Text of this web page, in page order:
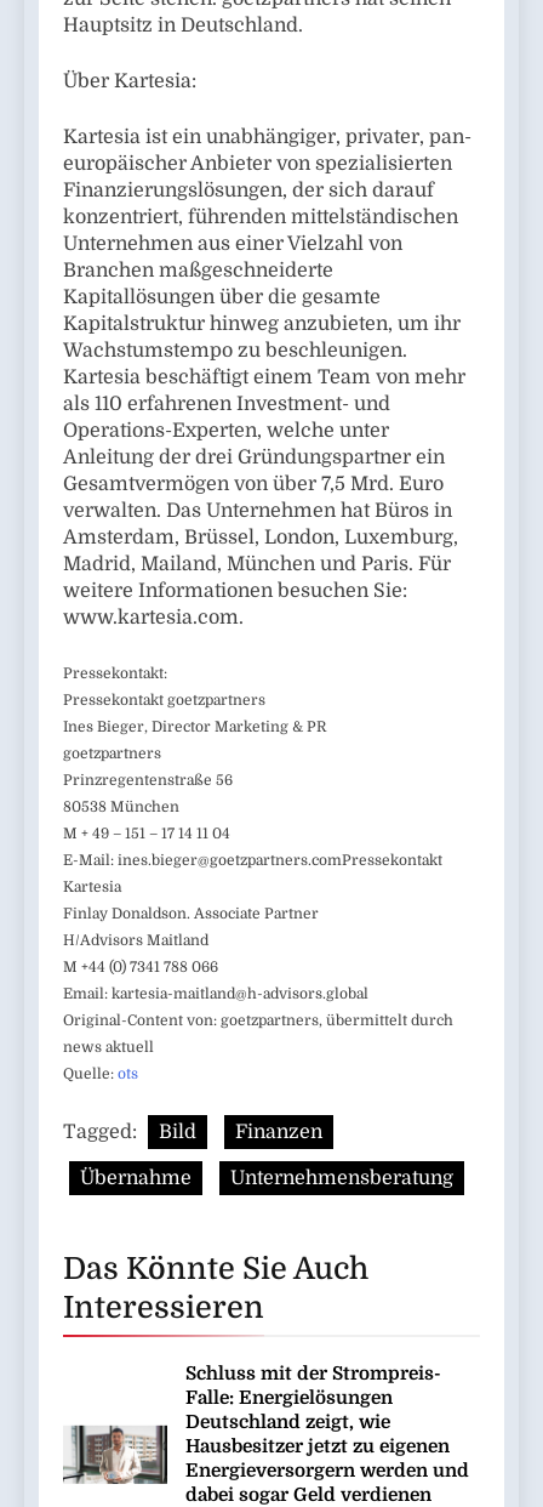
Hauptsitz in Deutschland.
Über Kartesia:
Kartesia ist ein unabhängiger, privater, pan-
europäischer Anbieter von spezialisierten
Finanzierungslösungen, der sich darauf
konzentriert, führenden mittelständischen
Unternehmen aus einer Vielzahl von
Branchen maßgeschneiderte
Kapitallösungen über die gesamte
Kapitalstruktur hinweg anzubieten, um ihr
Wachstumstempo zu beschleunigen.
Kartesia beschäftigt einem Team von mehr
als 110 erfahrenen Investment- und
Operations-Experten, welche unter
Anleitung der drei Gründungspartner ein
Gesamtvermögen von über 7,5 Mrd. Euro
verwalten. Das Unternehmen hat Büros in
Amsterdam, Brüssel, London, Luxemburg,
Madrid, Mailand, München und Paris. Für
weitere Informationen besuchen Sie:
www.kartesia.com.
Pressekontakt:
Pressekontakt goetzpartners
Ines Bieger, Director Marketing & PR
goetzpartners
Prinzregentenstraße 56
80538 München
M + 49 – 151 – 17 14 11 04
E-Mail: ines.bieger@goetzpartners.comPressekontakt
Kartesia
Finlay Donaldson. Associate Partner
H/Advisors Maitland
M +44 (0) 7341 788 066
Email: kartesia-maitland@h-advisors.global
Original-Content von: goetzpartners, übermittelt durch
news aktuell
Quelle: ots
Tagged: Bild Finanzen
Übernahme Unternehmensberatung
Das Könnte Sie Auch
Interessieren
Schluss mit der Strompreis-
Falle: Energielösungen
Deutschland zeigt, wie
Hausbesitzer jetzt zu eigenen
Energieversorgern werden und
dabei sogar Geld verdienen